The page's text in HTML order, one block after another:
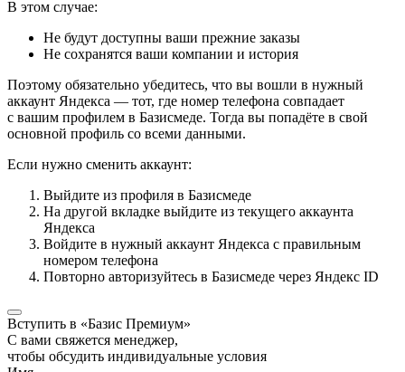
В этом случае:
Не будут доступны ваши прежние заказы
Не сохранятся ваши компании и история
Поэтому обязательно убедитесь, что вы вошли в нужный
аккаунт Яндекса — тот, где номер телефона совпадает
с вашим профилем в Базисмеде. Тогда вы попадёте в свой
основной профиль со всеми данными.
Если нужно сменить аккаунт:
Выйдите из профиля в Базисмеде
На другой вкладке выйдите из текущего аккаунта
Яндекса
Войдите в нужный аккаунт Яндекса с правильным
номером телефона
Повторно авторизуйтесь в Базисмеде через Яндекс ID
Вступить в «Базис Премиум»
С вами свяжется менеджер,
чтобы обсудить индивидуальные условия